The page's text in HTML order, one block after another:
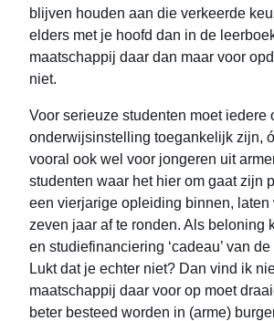
blijven houden aan die verkeerde
elders met je hoofd dan in de
maatschappij daar dan maar voor
niet.
Voor serieuze studenten moet iedere
onderwijsinstelling toegankelijk zijn,
vooral ook wel voor jongeren uit
studenten waar het hier om gaat zijn
een vierjarige opleiding binnen, laten
zeven jaar af te ronden. Als beloning
en studiefinanciering ‘cadeau’ van
Lukt dat je echter niet? Dan vind ik
maatschappij daar voor op moet
beter besteed worden in (arme)